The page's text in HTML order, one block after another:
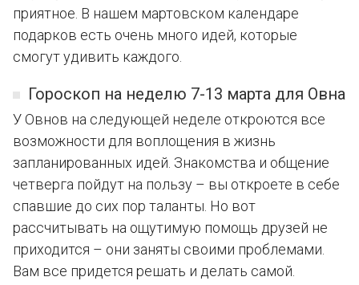
приятное. В нашем мартовском календаре
подарков есть очень много идей, которые
смогут удивить каждого.
Гороскоп на неделю 7-13 марта для Овна
У Овнов на следующей неделе откроются все
возможности для воплощения в жизнь
запланированных идей. Знакомства и общение
четверга пойдут на пользу – вы откроете в себе
спавшие до сих пор таланты. Но вот
рассчитывать на ощутимую помощь друзей не
приходится – они заняты своими проблемами.
Вам все придется решать и делать самой.